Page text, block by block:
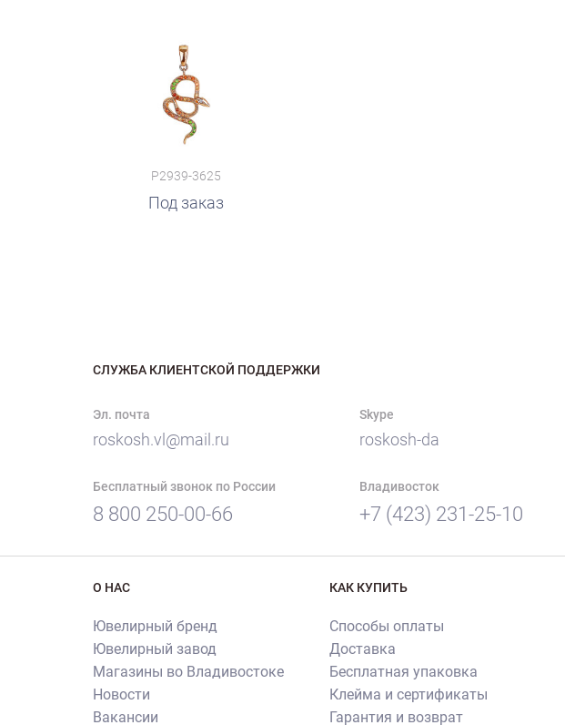
P2939-3625
Под заказ
СЛУЖБА КЛИЕНТСКОЙ ПОДДЕРЖКИ
Эл. почта
roskosh.vl@mail.ru
Skype
roskosh-da
Бесплатный звонок по России
8 800 250-00-66
Владивосток
+7 (423) 231-25-10
О НАС
Ювелирный бренд
Ювелирный завод
Магазины во Владивостоке
Новости
Вакансии
КАК КУПИТЬ
Способы оплаты
Доставка
Бесплатная упаковка
Клейма и сертификаты
Гарантия и возврат